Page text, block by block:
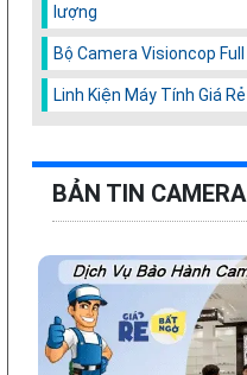
lượng
Bộ Camera Visioncop Full
Linh Kiện Máy Tính Giá Rẻ
BẢN TIN